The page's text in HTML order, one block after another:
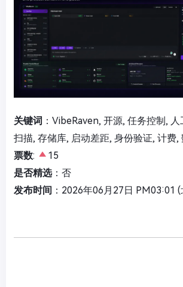
关键词 ：VibeRaven, 开源, 任务控制,
扫描, 存储库, 启动差距, 身份验证, 计费,
票数:
15
是否精选：否
发布时间 ：2026年06月27日 PM03:01